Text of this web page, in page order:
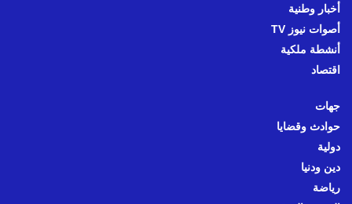
أخبار وطنية
أصوات نيوز TV
أنشطة ملكية
اقتصاد
جهات
حوادث وقضايا
دولية
دين ودنيا
رياضة